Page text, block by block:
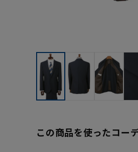
この商品を使ったコー